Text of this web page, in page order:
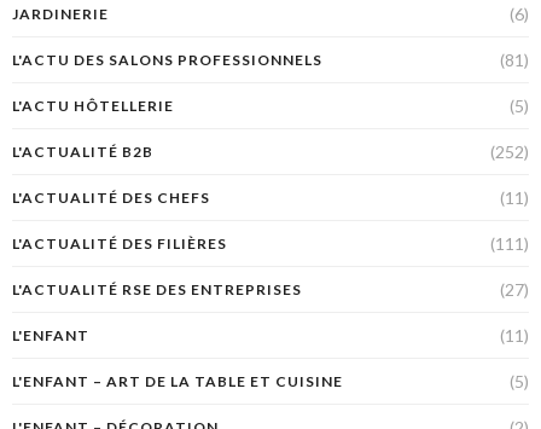
JARDINERIE (6)
L'ACTU DES SALONS PROFESSIONNELS (81)
L'ACTU HÔTELLERIE (5)
L'ACTUALITÉ B2B (252)
L'ACTUALITÉ DES CHEFS (11)
L'ACTUALITÉ DES FILIÈRES (111)
L'ACTUALITÉ RSE DES ENTREPRISES (27)
L'ENFANT (11)
L'ENFANT – ART DE LA TABLE ET CUISINE (5)